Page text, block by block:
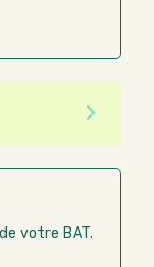
pouvez
carte
votre BAT.